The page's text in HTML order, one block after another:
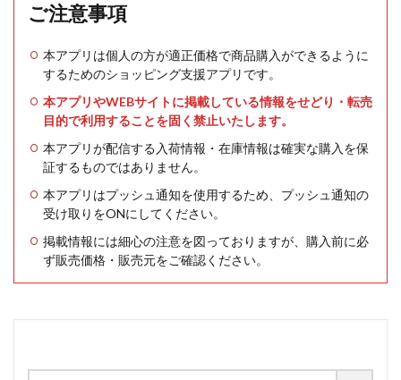
ご注意事項
本アプリは個人の方が適正価格で商品購入ができるように
するためのショッピング支援アプリです。
本アプリやWEBサイトに掲載している情報をせどり・転売
目的で利用することを固く禁止いたします。
本アプリが配信する入荷情報・在庫情報は確実な購入を保
証するものではありません。
本アプリはプッシュ通知を使用するため、プッシュ通知の
受け取りをONにしてください。
掲載情報には細心の注意を図っておりますが、購入前に必
ず販売価格・販売元をご確認ください。